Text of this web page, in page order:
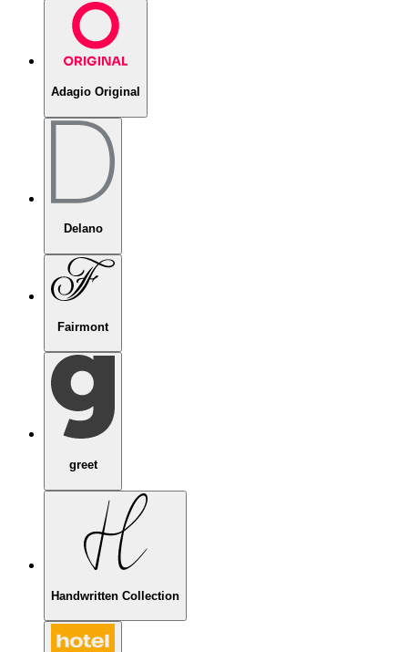
Adagio Original
Delano
Fairmont
greet
Handwritten Collection